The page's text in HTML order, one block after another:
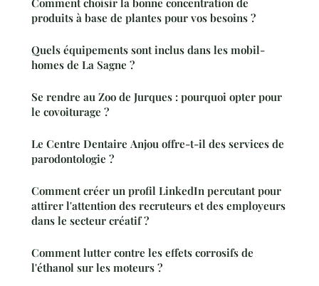
Comment choisir la bonne concentration de
produits à base de plantes pour vos besoins ?
Quels équipements sont inclus dans les mobil-
homes de La Sagne ?
Se rendre au Zoo de Jurques : pourquoi opter pour
le covoiturage ?
Le Centre Dentaire Anjou offre-t-il des services de
parodontologie ?
Comment créer un profil LinkedIn percutant pour
attirer l'attention des recruteurs et des employeurs
dans le secteur créatif ?
Comment lutter contre les effets corrosifs de
l'éthanol sur les moteurs ?